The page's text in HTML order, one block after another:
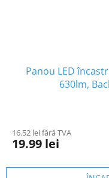
Panou LED
630lm,
16.52 lei fără TVA
19.99 lei